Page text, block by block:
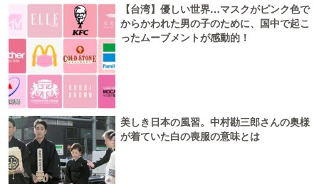
【台湾】優しい世界…マスクがピンク色で
からかわれた男の子のために、国中で起こ
ったムーブメントが感動的！
美しき日本の風習。中村勘三郎さんの奥様
が着ていた白の喪服の意味とは